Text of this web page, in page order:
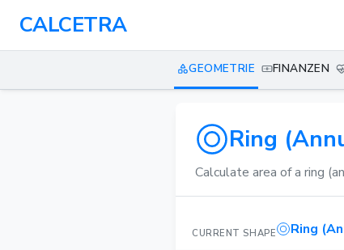
CALCETRA
GEOMETRIE FINANZEN
Ring
Calculate area of a ring
CURRENT SHAPE Ring